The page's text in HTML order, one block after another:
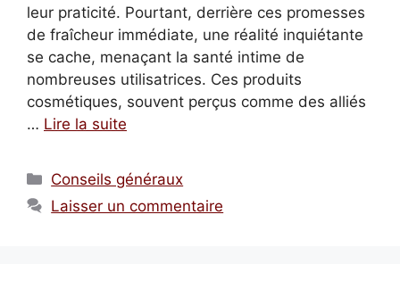
leur praticité. Pourtant, derrière ces promesses
de fraîcheur immédiate, une réalité inquiétante
se cache, menaçant la santé intime de
nombreuses utilisatrices. Ces produits
cosmétiques, souvent perçus comme des alliés
… Lire la suite
Catégories
Conseils généraux
Laisser un commentaire